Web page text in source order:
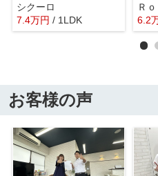
シクーロ
7.4万円 / 1LDK
Ｒ
6.2
お客様の声